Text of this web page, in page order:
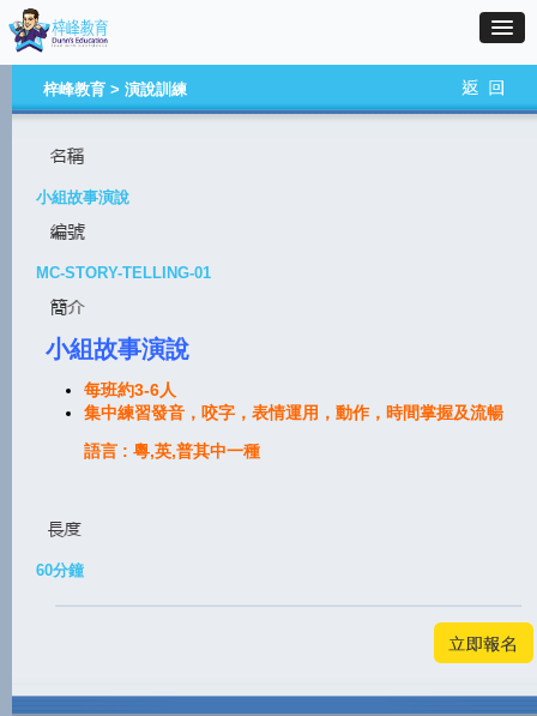
梓峰教育 > 演說訓練
小組故事演說
MC-STORY-TELLING-01
小組故事演說
每班約3-6人
集中練習發音，咬字，表情運用，動作，時間掌握及流暢
語言 : 粵,英,普其中一種
60分鐘